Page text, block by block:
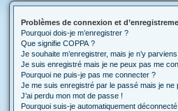
Problèmes de connexion et
Pourquoi dois-je m’enregistrer ?
Que signifie COPPA ?
Je souhaite m’enregistrer, mais je n’y
Je suis enregistré mais je ne peux pas me
Pourquoi ne puis-je pas me connecter ?
Je me suis enregistré par le passé mais je ne
J’ai perdu mon mot de passe !
Pourquoi suis-je automatiquement